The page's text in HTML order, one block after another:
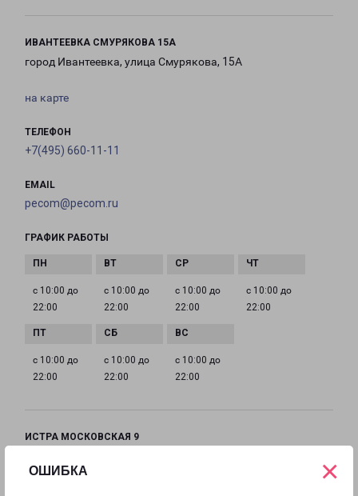
ОШИБКА ×
ИВАНТЕЕВКА СМУРЯКОВА 15А
город Ивантеевка, улица Смурякова, 15А
на карте
ТЕЛЕФОН
+7(495) 660-11-11
EMAIL
pecom@pecom.ru
ГРАФИК РАБОТЫ
с 10:00 до
22:00
с 10:00 до
22:00
с 10:00 до
22:00
с 10:00 до
22:00
с 10:00 до
22:00
с 10:00 до
22:00
с 10:00 до
22:00
ИСТРА МОСКОВСКАЯ 9